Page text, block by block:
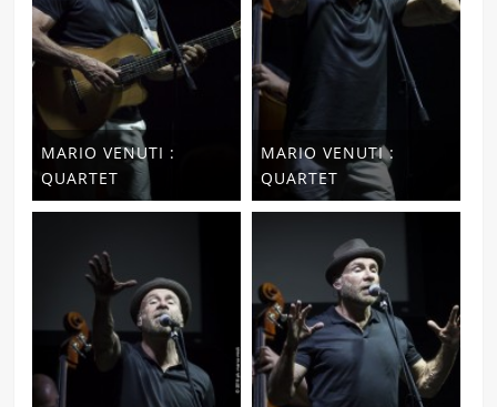
MARIO VENUTI :
QUARTET
MARIO VENUTI :
QUARTET